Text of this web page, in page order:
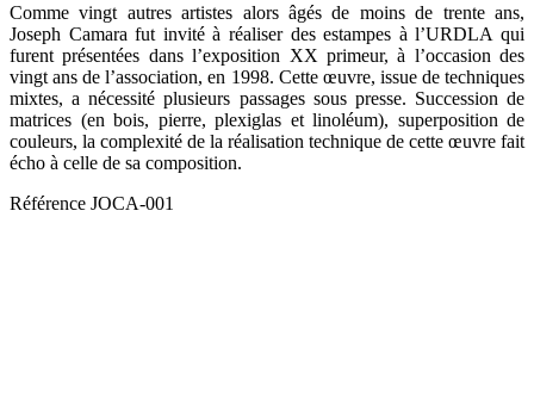
Comme vingt autres artistes alors âgés de moins de trente ans,
Joseph Camara fut invité à réaliser des estampes à l’URDLA qui
furent présentées dans l’exposition XX primeur, à l’occasion des
vingt ans de l’association, en 1998. Cette œuvre, issue de techniques
mixtes, a nécessité plusieurs passages sous presse. Succession de
matrices (en bois, pierre, plexiglas et linoléum), superposition de
couleurs, la complexité de la réalisation technique de cette œuvre fait
écho à celle de sa composition.
Référence JOCA-001